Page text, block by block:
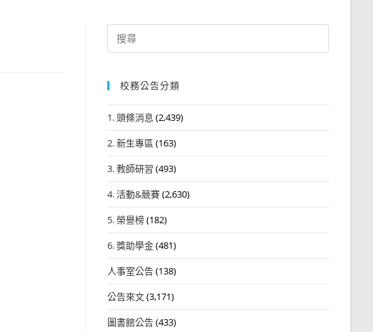
Search
for:
校務公告分類
1. 頭條消息 (2,439)
2. 新生專區 (163)
3. 教師研習 (493)
4. 活動&競賽(2,630)
5. 榮譽榜(182)
6. 獎助學金(481)
人事室公告(138)
公告來文(3,171)
圖書館公告(433)